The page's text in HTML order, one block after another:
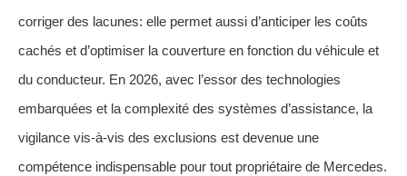
corriger des lacunes: elle permet aussi d’anticiper les coûts
cachés et d’optimiser la couverture en fonction du véhicule et
du conducteur. En 2026, avec l’essor des technologies
embarquées et la complexité des systèmes d’assistance, la
vigilance vis-à-vis des exclusions est devenue une
compétence indispensable pour tout propriétaire de Mercedes.